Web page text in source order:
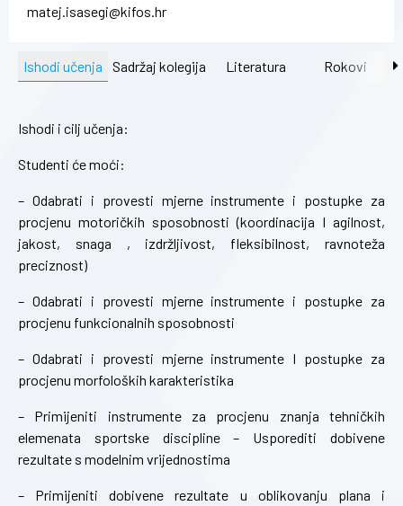
matej.isasegi@kifos.hr
Ishodi učenja Sadržaj kolegija Literatura Rokovi
Ishodi i cilj učenja:
Studenti će moći:
– Odabrati i provesti mjerne instrumente i postupke za
procjenu motoričkih sposobnosti (koordinacija I agilnost,
jakost, snaga , izdržljivost, fleksibilnost, ravnoteža
preciznost)
– Odabrati i provesti mjerne instrumente i postupke za
procjenu funkcionalnih sposobnosti
– Odabrati i provesti mjerne instrumente I postupke za
procjenu morfoloških karakteristika
– Primijeniti instrumente za procjenu znanja tehničkih
elemenata sportske discipline – Usporediti dobivene
rezultate s modelnim vrijednostima
– Primijeniti dobivene rezultate u oblikovanju plana i